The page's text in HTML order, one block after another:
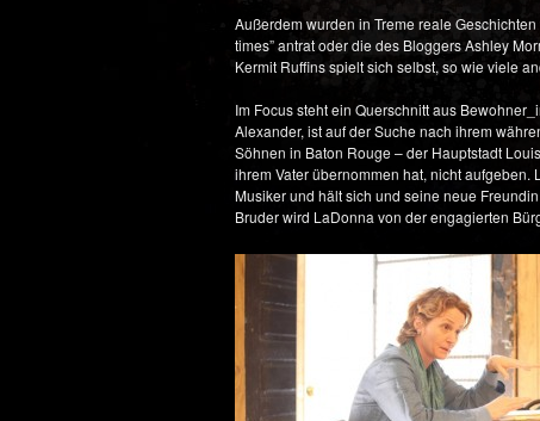
Außerdem wurden in Treme reale
times” antrat oder die des Bloggers Ashley
Kermit Ruffins spielt sich selbst, so wie viele
Im Focus steht ein Querschnitt aus
Alexander, ist auf der Suche nach ihrem
Söhnen in Baton Rouge – der Hauptstadt
ihrem Vater übernommen hat, nicht
Musiker und hält sich und seine neue
Bruder wird LaDonna von der engagierten